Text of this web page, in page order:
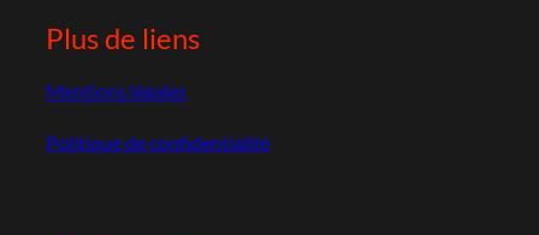
Plus de liens
Mentions légales
Politique de confidentialité